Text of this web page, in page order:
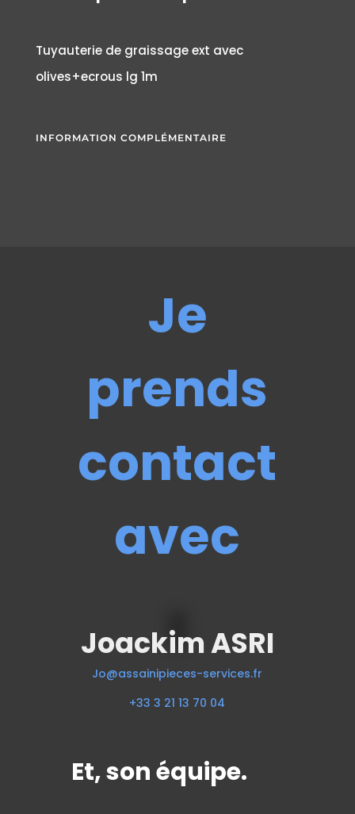
Tuyauterie de graissage ext avec
olives+ecrous lg 1m
INFORMATION COMPLÉMENTAIRE
Je
prends
contact
avec
Joackim ASRI
Jo@assainipieces-services.fr
+33 3 21 13 70 04
Et, son équipe.